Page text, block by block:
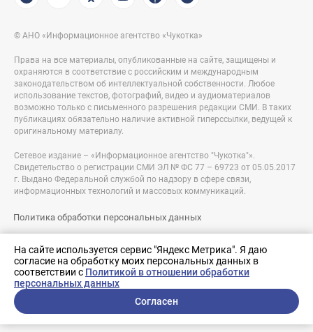
На сайте используется сервис "Яндекс Метрика". Я даю
согласие на обработку моих персональных данных в
соответствии с Политикой в отношении обработки
персональных данных
Согласен
© АНО «Информационное агентство «Чукотка»
Права на все материалы, опубликованные на сайте, защищены и
охраняются в соответствие с российским и международным
законодательством об интеллектуальной собственности. Любое
использование текстов, фотографий, видео и аудиоматериалов
возможно только с письменного разрешения редакции СМИ. В таких
публикациях обязательно наличие активной гиперссылки, ведущей к
оригинальному материалу.
Сетевое издание – «Информационное агентство "Чукотка"».
Свидетельство о регистрации СМИ ЭЛ № ФС 77 – 69723 от 05.05.2017
г. Выдано Федеральной службой по надзору в сфере связи,
информационных технологий и массовых коммуникаций.
Политика обработки персональных данных
Разработка сайта:
nologostudio.ru